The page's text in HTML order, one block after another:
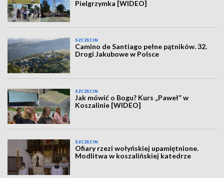
Pielgrzymka [WIDEO]
SZCZECIN
Camino de Santiago pełne pątników. 32.
Drogi Jakubowe w Polsce
SZCZECIN
Jak mówić o Bogu? Kurs „Paweł” w
Koszalinie [WIDEO]
SZCZECIN
Ofiary rzezi wołyńskiej upamiętnione.
Modlitwa w koszalińskiej katedrze